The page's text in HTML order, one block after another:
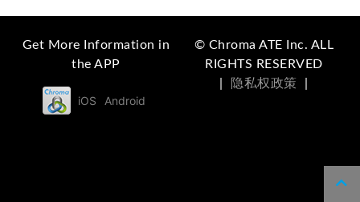
Get More Information in
the APP
iOS Android
© Chroma ATE Inc. ALL
RIGHTS RESERVED
隐私权政策